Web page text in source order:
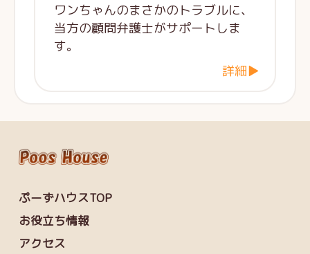
ワンちゃんのまさかのトラブルに、
当方の顧問弁護士がサポートしま
す。
詳細▶
ぷーずハウスTOP
お役立ち情報
アクセス